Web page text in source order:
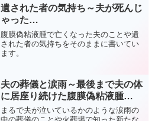
遺された者の気持ち～夫が死んじ
ゃった…
腹膜偽粘液腫で亡くなった夫のことや遺
された者の気持ちをそのままに書いてい
ます。
夫の葬儀と涙雨～最後まで夫の体
に居座り続けた腹膜偽粘液腫…
まるで夫が泣いているかのような涙雨の